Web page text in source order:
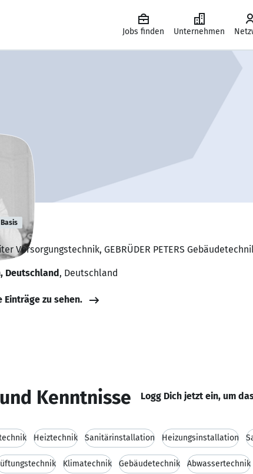
Jobs finden Unternehmen
Basis
Versorgungstechnik, GEBRÜDER PETERS
Deutschland, Deutschland
Einträge zu sehen.
Kenntnisse Logg Dich jetzt ein, um
Heiztechnik Sanitärinstallation Heizungsinstallation
Klimatechnik Gebäudetechnik Abwassertechnik